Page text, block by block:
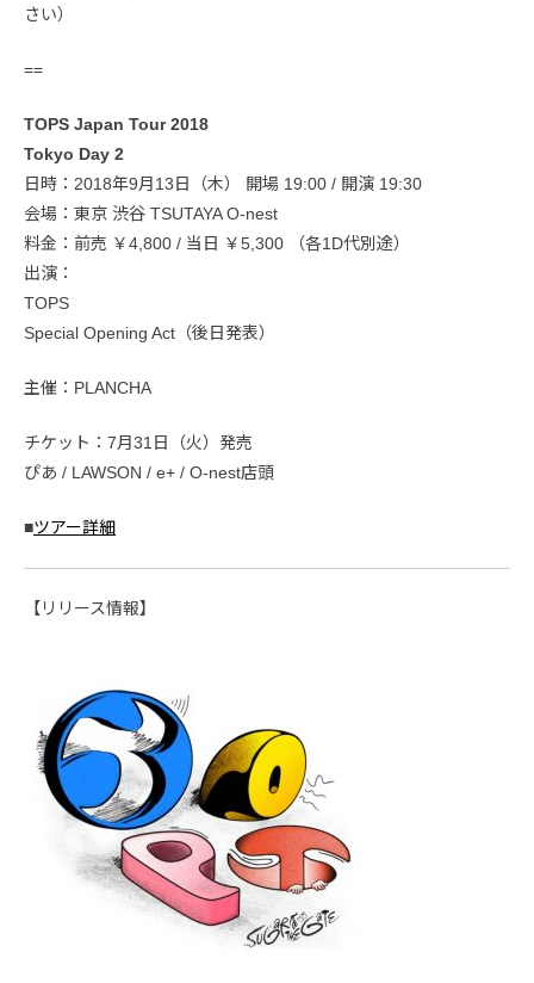
さい）
==
TOPS Japan Tour 2018
Tokyo Day 2
日時：2018年9月13日（木） 開場 19:00 / 開演 19:30
会場：東京 渋谷 TSUTAYA O-nest
料金：前売 ￥4,800 / 当日 ￥5,300 （各1D代別途）
出演：
TOPS
Special Opening Act（後日発表）
主催：PLANCHA
チケット：7月31日（火）発売
ぴあ / LAWSON / e+ / O-nest店頭
■ツアー詳細
【リリース情報】